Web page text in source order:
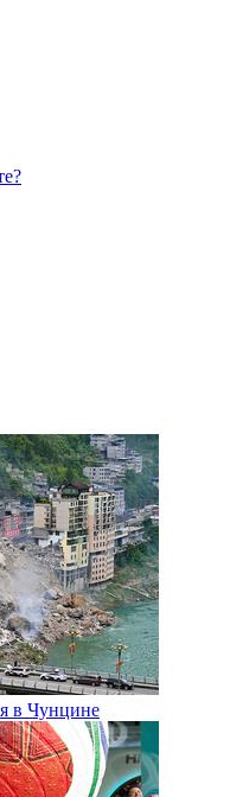
в Чунцине